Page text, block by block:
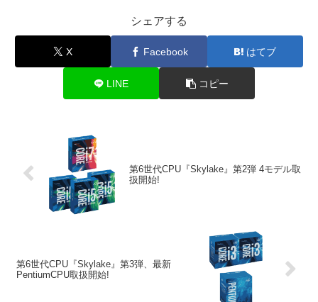
シェアする
X Facebook はてブ
LINE コピー
第6世代CPU『Skylake』第2弾 4モデル取
扱開始!
第6世代CPU『Skylake』第3弾、最新
PentiumCPU取扱開始!